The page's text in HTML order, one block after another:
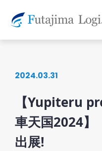
2024.03.31
【Yupiteru
車天国2024】
出展!